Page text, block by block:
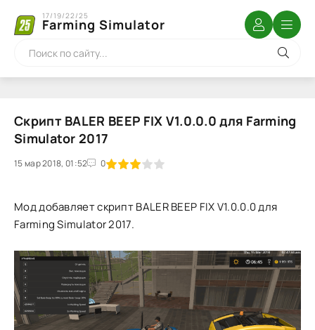
Farming Simulator
17/19/22/25
Скрипт BALER BEEP FIX V1.0.0.0 для Farming
Simulator 2017
15 мар 2018, 01:52 0
1 2 3 4 5
Мод добавляет скрипт BALER BEEP FIX V1.0.0.0 для
Farming Simulator 2017.